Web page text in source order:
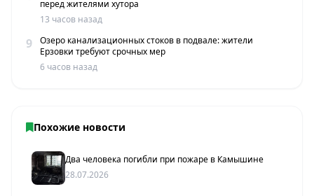
перед жителями хутора
13 часов назад
9
Озеро канализационных стоков в подвале: жители
Ерзовки требуют срочных мер
6 часов назад
Похожие новости
Два человека погибли при пожаре в Камышине
28.07.2026